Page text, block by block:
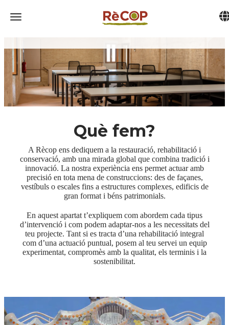
Toggle navigation
Què fem?
A Rècop ens dediquem a la restauració, rehabilitació i
conservació, amb una mirada global que combina tradició i
innovació. La nostra experiència ens permet actuar amb
precisió en tota mena de construccions: des de façanes,
vestíbuls o escales fins a estructures complexes, edificis de
gran format i béns patrimonials.
En aquest apartat t’expliquem com abordem cada tipus
d’intervenció i com podem adaptar-nos a les necessitats del
teu projecte. Tant si es tracta d’una rehabilitació integral
com d’una actuació puntual, posem al teu servei un equip
experimentat, compromès amb la qualitat, els terminis i la
sostenibilitat.